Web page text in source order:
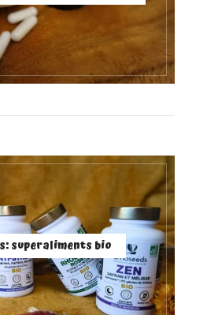
superaliments bio